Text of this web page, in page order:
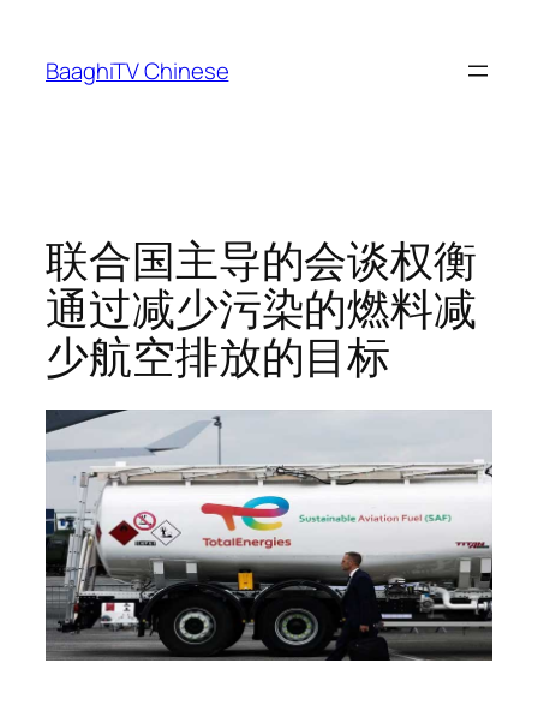
content
BaaghiTV Chinese
联合国主导的会谈权衡
通过减少污染的燃料减
少航空排放的目标